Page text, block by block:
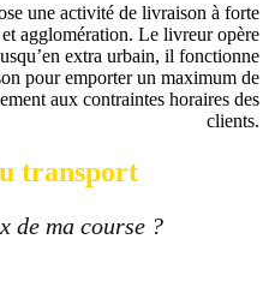
une activité de livraison à forte
agglomération. Le livreur opère
extra urbain, il fonctionne
pour emporter un maximum de
aux contraintes horaires des
clients.
transport
x de ma course ?